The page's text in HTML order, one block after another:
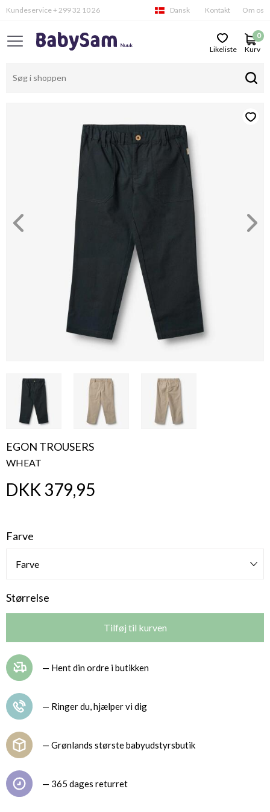
Kundeservice + 299 32 10 26 Kontakt Om os
Dansk
Kurv
0
Likeliste
EGON TROUSERS
WHEAT
DKK 379,95
Farve
Størrelse
— Hent din ordre i butikken
— Ringer du, hjælper vi dig
— Grønlands største babyudstyrsbutik
— 365 dages returret